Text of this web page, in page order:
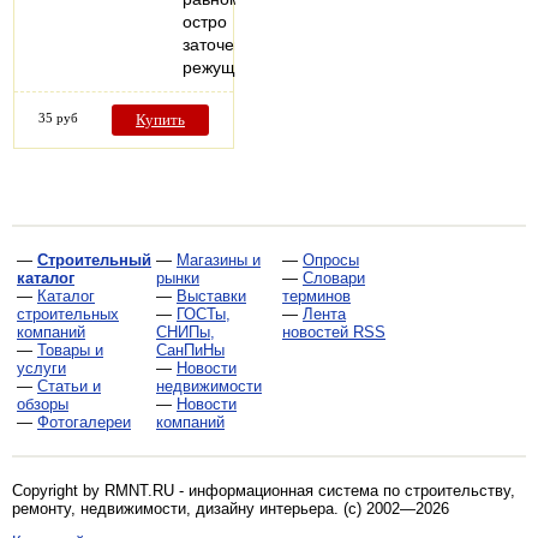
остро
заточенной
режущей…
35 руб Купить
— Строительный
каталог
— Каталог
строительных
компаний
— Товары и
услуги
— Статьи и
обзоры
— Фотогалереи
— Магазины и
рынки
— Выставки
— ГОСТы,
СНИПы,
СанПиНы
— Новости
недвижимости
— Новости
компаний
— Опросы
— Словари
терминов
— Лента
новостей RSS
Copyright by RMNT.RU - информационная система по строительству,
ремонту, недвижимости, дизайну интерьера . (c) 2002—2026